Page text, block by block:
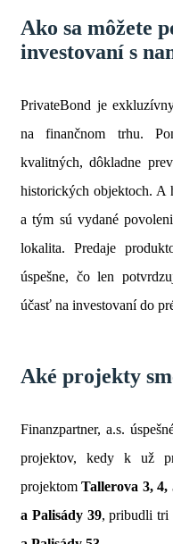
Ako sa môžete
investovaní s
PrivateBond je
na finančnom trhu.
kvalitných, dôkladne
historických objektoch. A
a tým sú vydané
lokalita. Predaje
úspešne, čo len
účasť na investovaní do
Aké projekty
Finanzpartner, a.s.
projektov, kedy k už
projektomTallerova 3, 4,
a Palisády 39, pribudli